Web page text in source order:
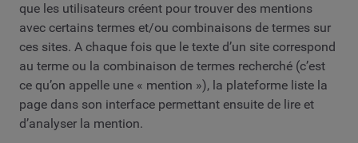
que les utilisateurs créent pour trouver des mentions
avec certains termes et/ou combinaisons de termes sur
ces sites. A chaque fois que le texte d’un site correspond
au terme ou la combinaison de termes recherché (c’est
ce qu’on appelle une « mention »), la plateforme liste la
page dans son interface permettant ensuite de lire et
d’analyser la mention.